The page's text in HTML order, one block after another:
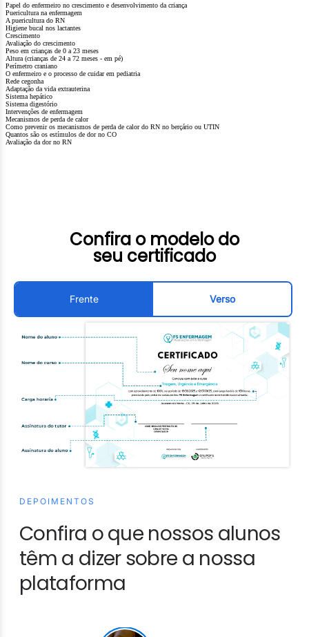
Papel do enfermeiro no crescimento e desenvolvimento da criança
Puericultura na enfermagem
A puericultura do RN
Higiene bucal nos lactantes
Crescimento
Avaliação do crescimento
Peso em crianças de 0 a 23 meses
Altura (crianças de 24 a 72 meses - em pé)
Perímetro craniano
O enfermeiro e o processo de cuidar em pediatria
Rede cegonha
Adaptação da vida extrauterina
Sistema hepático
Sistema digestório
Intervenções de enfermagem
Mecanismos de perda de calor
Como prevenir os mecanismos de perda de calor do RN no berçário ou UTIN
Quantos são os estímulos de dor no CO
Avaliação da dor no RN
Frente Verso
Confira o modelo do
seu certificado
DEPOIMENTOS
Confira o que nossos alunos
têm a dizer sobre a nossa
plataforma